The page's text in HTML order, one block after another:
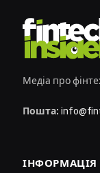
Медіа про
Пошта:
ІНФОРМАЦІЯ